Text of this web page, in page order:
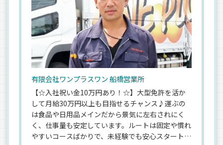
有限会社ワンプラスワン 船橋営業所
【☆入社祝い金10万円あり！☆】大型免許を活か
して月給30万円以上も目指せるチャンス♪運ぶの
は食品や日用品メインだから景気に左右されにく
く、仕事量も安定しています。ルートは固定や慣れ
やすいコースばかりで、未経験でも安心スタート！